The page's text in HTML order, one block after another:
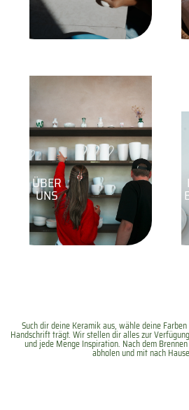
ÜBER
UNS
Such dir deine Keramik aus, wähle deine
Handschrift trägt. Wir stellen dir alles zur
und jede Menge Inspiration. Nach dem
abholen und mit nach